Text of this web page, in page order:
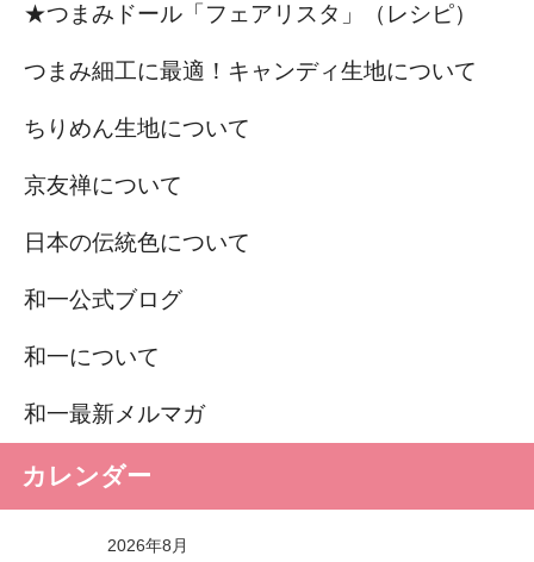
★つまみドール「フェアリスタ」（レシピ）
つまみ細工に最適！キャンディ生地について
ちりめん生地について
京友禅について
日本の伝統色について
和一公式ブログ
和一について
和一最新メルマガ
カレンダー
2026年8月